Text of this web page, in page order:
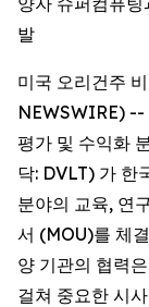
발
미국 오리건주
NEWSWIRE)
평가 및 수익화
닥: DVLT) 가 한
분야의 교육, 연
서 (MOU)를 체
양 기관의 협력
걸쳐 중요한 시